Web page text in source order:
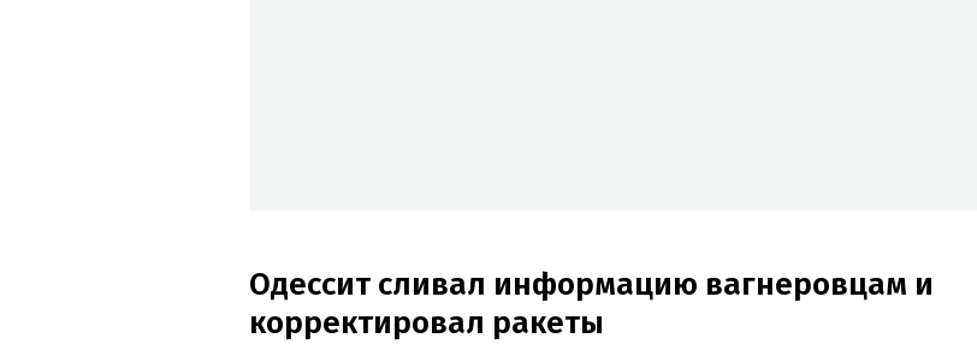
Одессит сливал информацию вагнеровцам и
корректировал ракеты